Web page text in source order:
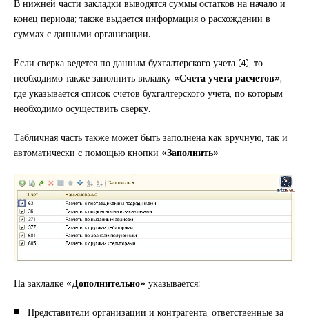
конец периода; также выдается информация о расхождении в
суммах с данными организации.
Если сверка ведется по данным бухгалтерского учета (4), то
необходимо также заполнить вкладку «Счета учета расчетов»,
где указывается список счетов бухгалтерского учета, по которым
необходимо осуществить сверку.
Табличная часть также может быть заполнена как вручную, так и
автоматически с помощью кнопки «Заполнить»
На закладке «Дополнительно» указывается:
Представители организации и контрагента, ответственные за